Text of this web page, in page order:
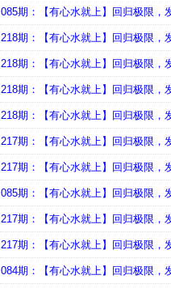
085期：【有心水就上】回归极限，
218期：【有心水就上】回归极限，
218期：【有心水就上】回归极限，
218期：【有心水就上】回归极限，
218期：【有心水就上】回归极限，
217期：【有心水就上】回归极限，
217期：【有心水就上】回归极限，
085期：【有心水就上】回归极限，
217期：【有心水就上】回归极限，
217期：【有心水就上】回归极限，
084期：【有心水就上】回归极限，